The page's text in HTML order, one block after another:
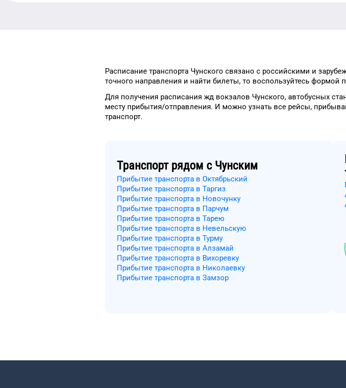
Расписание транспорта Чунского связано с российскими и
точного направления и найти билеты, то воспользуйтесь формой
Для получения расписания жд вокзалов Чунского, автобусных
месту прибытия/отправления. И можно узнать все рейсы,
транспорт.
Транспорт рядом с Чунским
Прибытие транспорта в Октябрьский
Прибытие транспорта в Таргиз
Прибытие транспорта в Новочунку
Прибытие транспорта в Парчум
Прибытие транспорта в Тарею
Прибытие транспорта в Невельскую
Прибытие транспорта в Турму
Прибытие транспорта в Алзамай
Прибытие транспорта в Вихоревку
Прибытие транспорта в Николаевку
Прибытие транспорта в Замзор